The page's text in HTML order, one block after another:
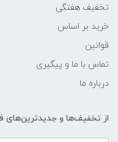
تخفیف هفتگی
خرید بر اساس
قوانین
تماس با ما و پیگیری
درباره ما
از تخفیف‌ها و جدیدترین‌های